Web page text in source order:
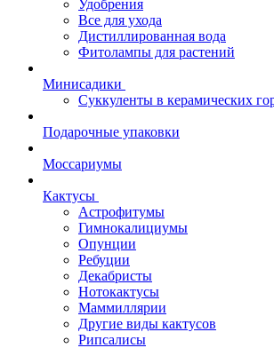
Удобрения
Все для ухода
Дистиллированная вода
Фитолампы для растений
Минисадики
Суккуленты в керамических
Подарочные упаковки
Моссариумы
Кактусы
Астрофитумы
Гимнокалициумы
Опунции
Ребуции
Декабристы
Нотокактусы
Маммиллярии
Другие виды кактусов
Рипсалисы